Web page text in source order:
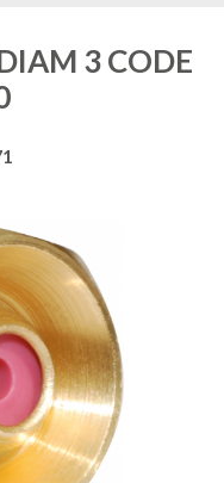
3 CODE